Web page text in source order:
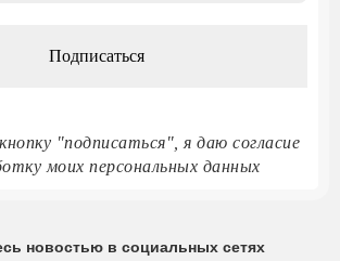
"подписаться", я даю согласие
моих персональных данных
новостью в социальных сетях